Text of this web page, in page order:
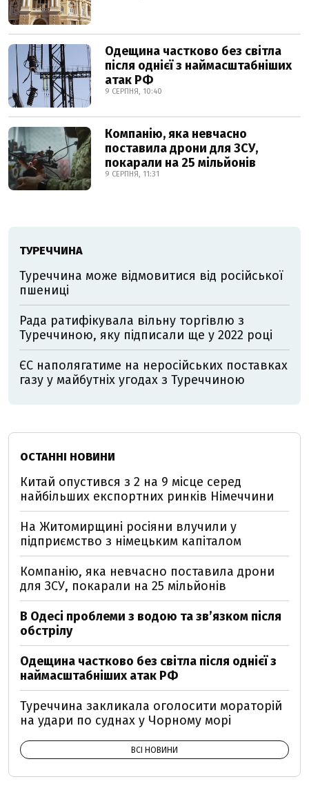
Одещина частково без світла
після однієї з наймасштабніших
атак РФ
9 СЕРПНЯ, 10:40
Компанію, яка невчасно
поставила дрони для ЗСУ,
покарали на 25 мільйонів
9 СЕРПНЯ, 11:31
ТУРЕЧЧИНА
Туреччина може відмовитися від російської
пшениці
Рада ратифікувала вільну торгівлю з
Туреччиною, яку підписали ще у 2022 році
ЄС наполягатиме на неросійських поставках
газу у майбутніх угодах з Туреччиною
ОСТАННІ НОВИНИ
Китай опустився з 2 на 9 місце серед
найбільших експортних ринків Німеччини
На Житомирщині росіяни влучили у
підприємство з німецьким капіталом
Компанію, яка невчасно поставила дрони
для ЗСУ, покарали на 25 мільйонів
В Одесі проблеми з водою та звʼязком після
обстрілу
Одещина частково без світла після однієї з
наймасштабніших атак РФ
Туреччина закликала оголосити мораторій
на удари по суднах у Чорному морі
ВСІ НОВИНИ